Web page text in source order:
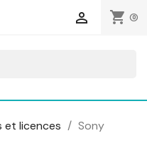
shopping_cart (0)

et licences Sony